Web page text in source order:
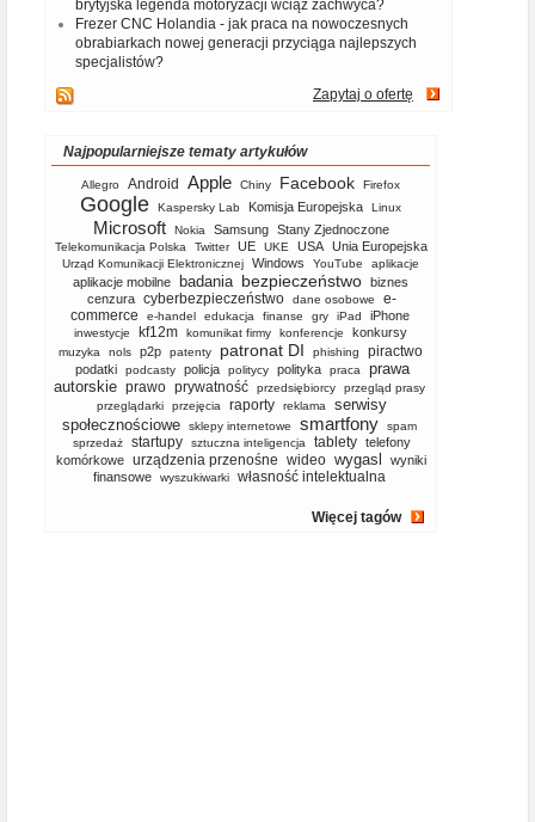
brytyjska legenda motoryzacji wciąż zachwyca?
Frezer CNC Holandia - jak praca na nowoczesnych
obrabiarkach nowej generacji przyciąga najlepszych
specjalistów?
Zapytaj o ofertę
Najpopularniejsze tematy artykułów
Allegro Android Apple Chiny Facebook Firefox
Google Kaspersky Lab Komisja Europejska Linux
Microsoft Nokia Samsung Stany Zjednoczone
Telekomunikacja Polska Twitter UE UKE USA Unia Europejska
Urząd Komunikacji Elektronicznej Windows YouTube aplikacje
aplikacje mobilne badania bezpieczeństwo biznes
cenzura cyberbezpieczeństwo dane osobowe
e-
commerce
e-handel edukacja finanse gry iPad iPhone
inwestycje kf12m komunikat firmy konferencje konkursy
muzyka nols p2p patenty patronat DI phishing piractwo
podatki podcasty policja politycy polityka praca
prawa
autorskie prawo prywatność przedsiębiorcy
przegląd prasy
przeglądarki
przejęcia raporty reklama
serwisy
społecznościowe
sklepy internetowe smartfony
spam
sprzedaż
startupy sztuczna inteligencja tablety telefony
komórkowe
urządzenia przenośne wideo wygasl
wyniki
finansowe
wyszukiwarki własność intelektualna
Więcej tagów